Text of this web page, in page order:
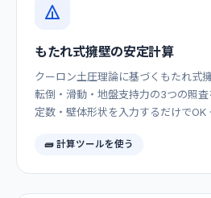
もたれ式擁壁の安定計算
クーロン土圧理論に基づくもたれ式
転倒・滑動・地盤支持力の3つの照
定数・壁体形状を入力するだけでOK
🧱 計算ツールを使う